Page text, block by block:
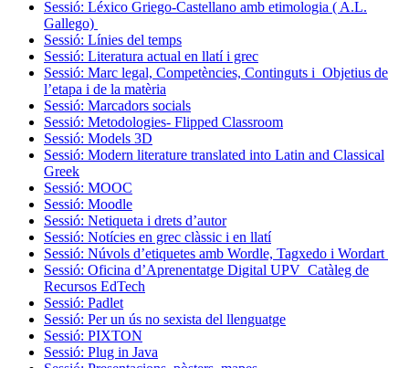
Sessió: Léxico Griego-Castellano amb etimologia ( A.L.
Gallego)
Sessió: Línies del temps
Sessió: Literatura actual en llatí i grec
Sessió: Marc legal, Competències, Continguts i Objetius de
l’etapa i de la matèria
Sessió: Marcadors socials
Sessió: Metodologies- Flipped Classroom
Sessió: Models 3D
Sessió: Modern literature translated into Latin and Classical
Greek
Sessió: MOOC
Sessió: Moodle
Sessió: Netiqueta i drets d’autor
Sessió: Notícies en grec clàssic i en llatí
Sessió: Núvols d’etiquetes amb Wordle, Tagxedo i Wordart
Sessió: Oficina d’Aprenentatge Digital UPV_Catàleg de
Recursos EdTech
Sessió: Padlet
Sessió: Per un ús no sexista del llenguatge
Sessió: PIXTON
Sessió: Plug in Java